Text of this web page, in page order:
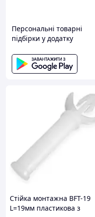
Персональні товарні
підбірки у додатку
Стійка монтажна BFT-19
L=19мм пластикова з